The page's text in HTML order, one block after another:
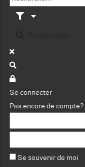
Se connecter
Pas encore de compte?
Se souvenir de moi